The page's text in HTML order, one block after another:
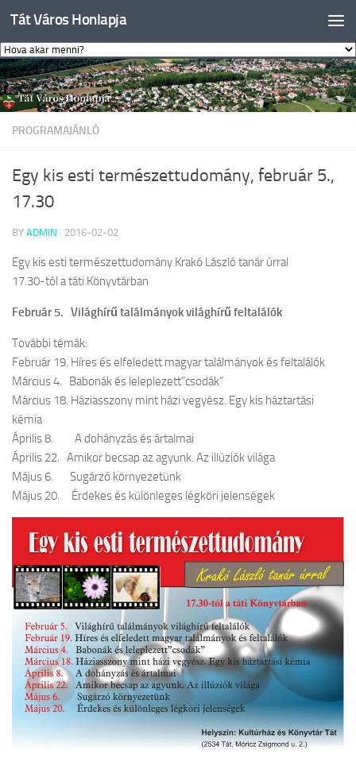
Skip to content
Tát Város Honlapja
PROGRAMAJÁNLÓ
Egy kis esti természettudomány, február 5.,
17.30
BY ADMIN · 2016-02-02
Egy kis esti természettudomány Krakó László tanár úrral
17.30-tól a táti Könyvtárban
Február 5. Világhírű találmányok világhírű feltalálók
További témák:
Február 19. Híres és elfeledett magyar találmányok és feltalálók
Március 4. Babonák és leleplezett”csodák”
Március 18. Háziasszony mint házi vegyész. Egy kis háztartási
kémia
Április 8. A dohányzás és ártalmai
Április 22. Amikor becsap az agyunk. Az illúziók világa
Május 6. Sugárzó környezetünk
Május 20. Érdekes és különleges légköri jelenségek